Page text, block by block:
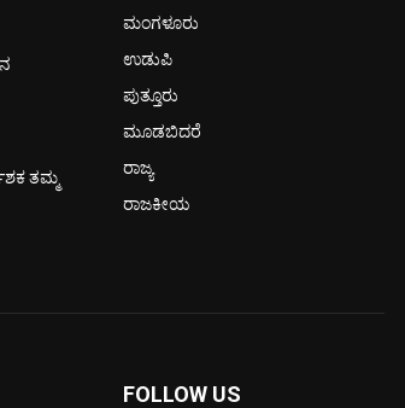
ತಮ್ಮ
ಮಂಗಳೂರು
ಉಡುಪಿ
ಪುತ್ತೂರು
ಮೂಡಬಿದರೆ
ರಾಜ್ಯ
ರಾಜಕೀಯ
FOLLOW US